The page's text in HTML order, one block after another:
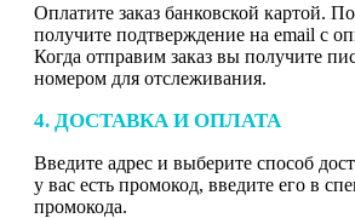
Оплатите заказ банковской картой.
получите подтверждение на email с
Когда отправим заказ вы получите
номером для отслеживания.
4. ДОСТАВКА И ОПЛАТА
Введите адрес и выберите способ
у вас есть промокод, введите его в
промокода.